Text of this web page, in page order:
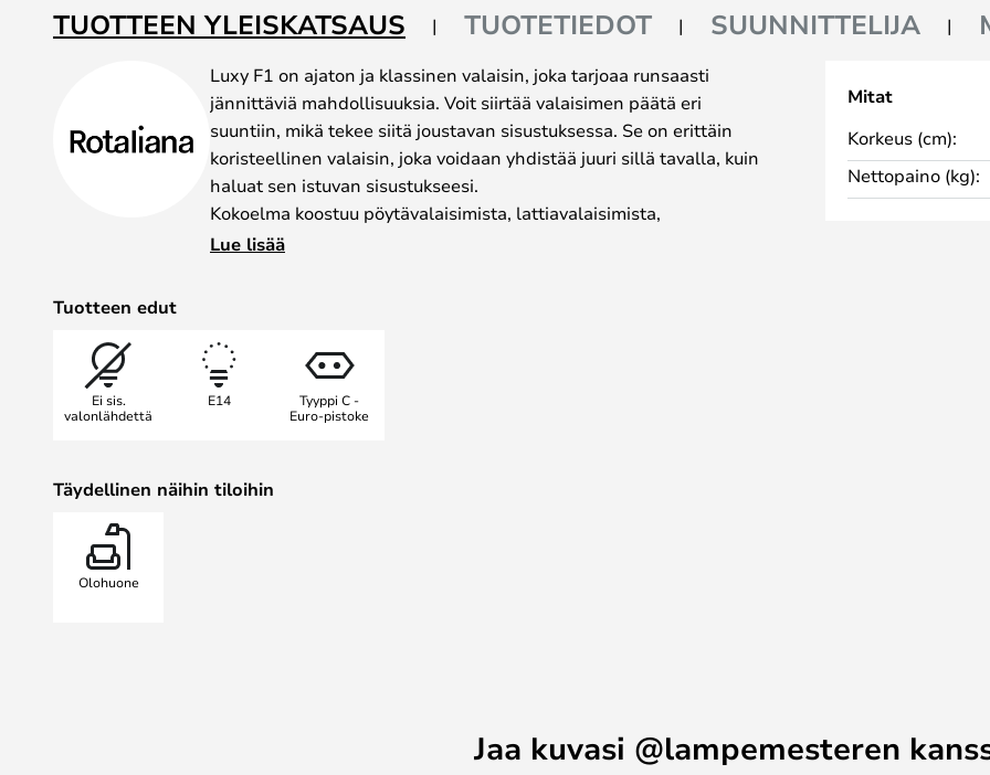
the
images
TUOTTEEN YLEISKATSAUS TUOTETIEDOT SUUNNITTELIJA
Luxy F1 on ajaton ja klassinen valaisin, joka tarjoaa runsaasti
jännittäviä mahdollisuuksia. Voit siirtää valaisimen päätä eri
suuntiin, mikä tekee siitä joustavan sisustuksessa. Se on erittäin
koristeellinen valaisin, joka voidaan yhdistää juuri sillä tavalla, kuin
haluat sen istuvan sisustukseesi.
Kokoelma koostuu pöytävalaisimista, lattiavalaisimista,
seinävalaisimista ja riippuvalaisimista. Lampunvarjostin on
Lue lisää
Tuotteen edut
Ei sis.
valonlähdettä
E14
Tyyppi C -
Euro-pistoke
Täydellinen näihin tiloihin
Olohuone
Mitat
Korkeus (cm):
Nettopaino (kg):
Jaa kuvasi @lampemesteren